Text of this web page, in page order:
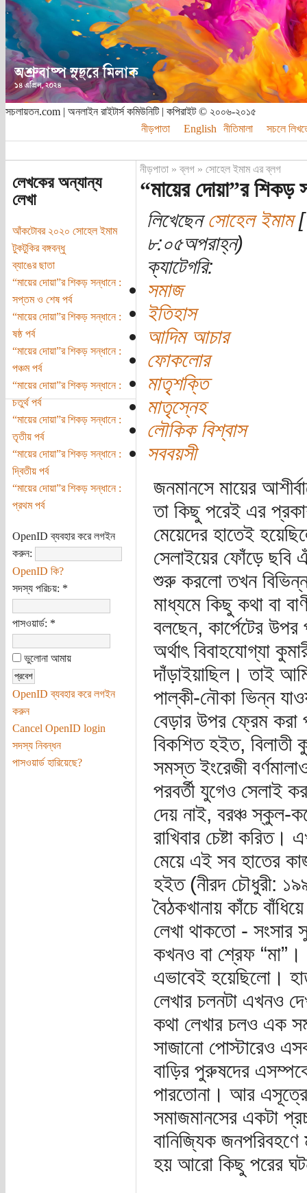
সচলায়তন.com | অনলাইন রাইটার্স কমিউনিটি | কপিরাইট © ২০০৬-২০১৫
নীড়পাতা
English নীতিমালা সচলে
লেখকের অন্যান্য
লেখা
আঁকটোবর ২০২০ সোহেল ইমাম
টুকটুকির বঙ্গবন্ধু
ব্যাঙের ছাতা
“মায়ের দোয়া”র শিকড় সন্ধানে :
সপ্তম ও শেষ পর্ব
“মায়ের দোয়া”র শিকড় সন্ধানে :
ষষ্ঠ পর্ব
“মায়ের দোয়া”র শিকড় সন্ধানে :
পঞ্চম পর্ব
“মায়ের দোয়া”র শিকড় সন্ধানে :
চতুর্থ পর্ব
“মায়ের দোয়া”র শিকড় সন্ধানে :
তৃতীয় পর্ব
“মায়ের দোয়া”র শিকড় সন্ধানে :
দ্বিতীয় পর্ব
“মায়ের দোয়া”র শিকড় সন্ধানে :
প্রথম পর্ব
OpenID ব্যবহার করে লগইন
করুন:
OpenID কি?
সদস্য পরিচয়: *
পাসওয়ার্ড: *
ভুলোনা আমায়
OpenID ব্যবহার করে লগইন
করুন
Cancel OpenID login
সদস্য নিবন্ধন
পাসওয়ার্ড হারিয়েছে?
নীড়পাতা»ব্লগ» সোহেল ইমাম এর ব্লগ
“মায়ের দোয়া”র শিকড়
লিখেছেনসোহেল ইমাম
৮:০৫অপরাহ্ন)
ক্যাটেগরি:
সমাজ
ইতিহাস
আদিম আচার
ফোকলোর
মাতৃশক্তি
মাতৃস্নেহ
লৌকিক বিশ্বাস
সববয়সী
জনমানসে মায়ের
তা কিছু পরেই এর
মেয়েদের হাতেই
সেলাইয়ের ফোঁড়ে ছবি
শুরু করলো তখন বিভিন্ন
মাধ্যমে কিছু কথা বা
বলছেন, কার্পেটের উপর
অর্থাৎ বিবাহযোগ্যা
দাঁড়াইয়াছিল। তাই
পাল্কী-নৌকা ভিন্ন
বেড়ার উপর ফ্রেম করা
বিকশিত হইত, বিলাতী
সমস্ত ইংরেজী
পরবর্তী যুগেও সেলাই
দেয় নাই, বরঞ্চ স্কুল-
রাখিবার চেষ্টা
মেয়ে এই সব হাতের
হইত (নীরদ চৌধুরী:
বৈঠকখানায় কাঁচে
লেখা থাকতো - সংসার
কখনও বা শ্রেফ “মা”।
এভাবেই হয়েছিলো।
লেখার চলনটা এখনও
কথা লেখার চলও এক
সাজানো পোস্টারেও
বাড়ির পুরুষদের
পারতোনা। আর
সমাজমানসের একটা
বানিজ্যিক জনপরিবহণে
হয় আরো কিছু পরের